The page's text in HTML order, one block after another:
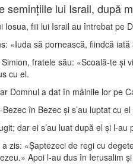
seminţiile lui Israil, după
Iosua, fiii lui Israil au întrebat pe
«Iuda să pornească, fiindcă
fratele său: «Scoală-te
cu el.
Domnul a dat în mâinile lor pe
în Bezec şi s’au luptat cu
dar ei s’au luat după el şi l-
zis: «Şaptezeci de regi cu
Apoi l-au dus în Ierusalim